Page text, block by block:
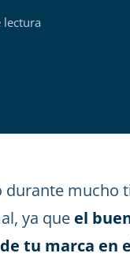
lectura
durante mucho
ya que el
tu marca en